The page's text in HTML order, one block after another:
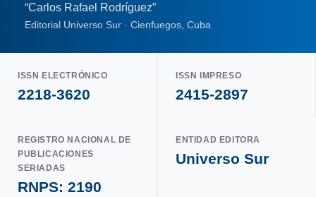
“Carlos Rafael Rodríguez”
Editorial Universo Sur · Cienfuegos, Cuba
ISSN ELECTRÓNICO
2218-3620
ISSN IMPRESO
2415-2897
REGISTRO NACIONAL DE
PUBLICACIONES
SERIADAS
RNPS: 2190
ENTIDAD EDITORA
Universo Sur